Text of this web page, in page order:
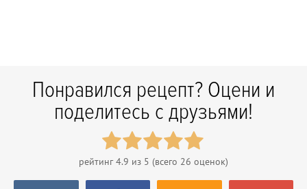
Понравился рецепт? Оцени и
поделитесь с друзьями!
рейтинг4.9 из 5 (всего 26 оценок)